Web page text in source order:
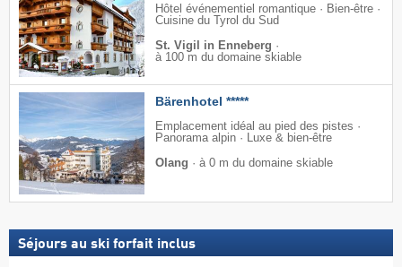
Hôtel événementiel romantique · Bien-être ·
Cuisine du Tyrol du Sud
St. Vigil in Enneberg ·
à 100 m du domaine skiable
Bärenhotel *****
Emplacement idéal au pied des pistes ·
Panorama alpin · Luxe & bien-être
Olang · à 0 m du domaine skiable
Séjours au ski forfait inclus